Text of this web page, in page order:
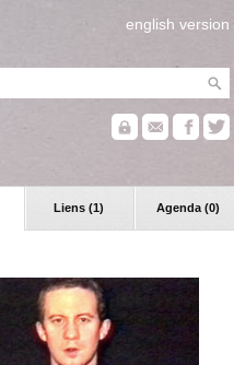
english version
Liens (1) Agenda (0)